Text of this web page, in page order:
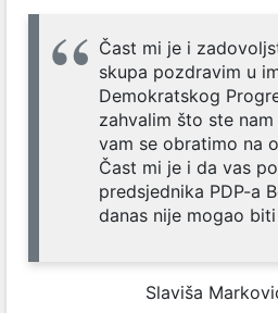
Čast mi je i
skupa pozdravim u
Demokratskog
zahvalim što ste
vam se obratimo na
Čast mi je i da vas
predsjednika PDP-a
danas nije mogao
Slaviša